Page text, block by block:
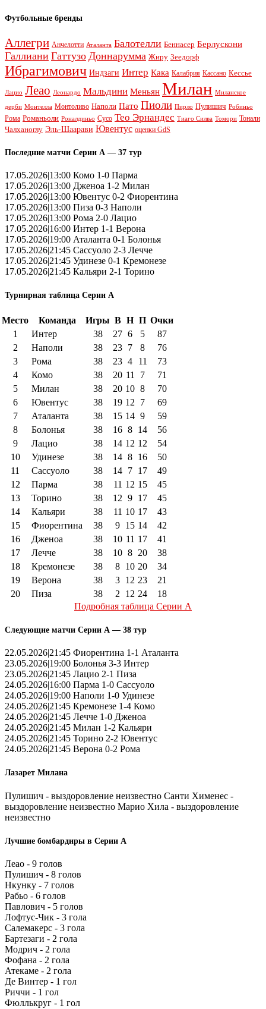
Футбольные бренды
Аллегри Анчелотти Аталанта Балотелли Беннасер Берлускони
Галлиани Гаттузо Доннарумма Жиру Зеедорф
Ибрагимович Индзаги Интер Кака Калабрия Кассано Кессье
Лацио Леао Леонардо Мальдини Меньян Милан Миланское
дерби Монтелла Монтоливо Наполи Пато Пиоли Пирло Пулишич Робиньо
Рома Романьоли Роналдиньо Сусо Тео Эрнандес Тиаго Силва Томори Тонали
Чалханоглу Эль-Шаарави Ювентус оценки GdS
Последние матчи Серии А — 37 тур
17.05.2026|13:00 Комо 1-0 Парма
17.05.2026|13:00 Дженоа 1-2 Милан
17.05.2026|13:00 Ювентус 0-2 Фиорентина
17.05.2026|13:00 Пиза 0-3 Наполи
17.05.2026|13:00 Рома 2-0 Лацио
17.05.2026|16:00 Интер 1-1 Верона
17.05.2026|19:00 Аталанта 0-1 Болонья
17.05.2026|21:45 Сассуоло 2-3 Лечче
17.05.2026|21:45 Удинезе 0-1 Кремонезе
17.05.2026|21:45 Кальяри 2-1 Торино
Турнирная таблица Серии А
Место Команда Игры В Н П Очки
1
Интер 38 27 6 5
87
2
Наполи 38 23 7 8
76
3
Рома 38 23 4 11
73
4
Комо 38 20 11 7
71
5
Милан 38 20 10 8
70
6
Ювентус 38 19 12 7
69
7
Аталанта 38 15 14 9
59
8
Болонья 38 16 8 14
56
9
Лацио 38 14 12 12
54
10
Удинезе 38 14 8 16
50
11
Сассуоло 38 14 7 17
49
12
Парма 38 11 12 15
45
13
Торино 38 12 9 17
45
14
Кальяри 38 11 10 17
43
15
Фиорентина 38 9 15 14
42
16
Дженоа 38 10 11 17
41
17
Лечче 38 10 8 20
38
18
Кремонезе 38 8 10 20
34
19
Верона 38 3 12 23
21
20
Пиза 38 2 12 24
18
Подробная таблица Серии А
Следующие матчи Серии А — 38 тур
22.05.2026|21:45 Фиорентина 1-1 Аталанта
23.05.2026|19:00 Болонья 3-3 Интер
23.05.2026|21:45 Лацио 2-1 Пиза
24.05.2026|16:00 Парма 1-0 Сассуоло
24.05.2026|19:00 Наполи 1-0 Удинезе
24.05.2026|21:45 Кремонезе 1-4 Комо
24.05.2026|21:45 Лечче 1-0 Дженоа
24.05.2026|21:45 Милан 1-2 Кальяри
24.05.2026|21:45 Торино 2-2 Ювентус
24.05.2026|21:45 Верона 0-2 Рома
Лазарет Милана
Пулишич - выздоровление неизвестно Санти Хименес -
выздоровление неизвестно Марио Хила - выздоровление
неизвестно
Лучшие бомбардиры в Серии А
Леао - 9 голов
Пулишич - 8 голов
Нкунку - 7 голов
Рабьо - 6 голов
Павлович - 5 голов
Лофтус-Чик - 3 гола
Салемакерс - 3 гола
Бартезаги - 2 гола
Модрич - 2 гола
Фофана - 2 гола
Атекаме - 2 гола
Де Винтер - 1 гол
Риччи - 1 гол
Фюллькруг - 1 гол